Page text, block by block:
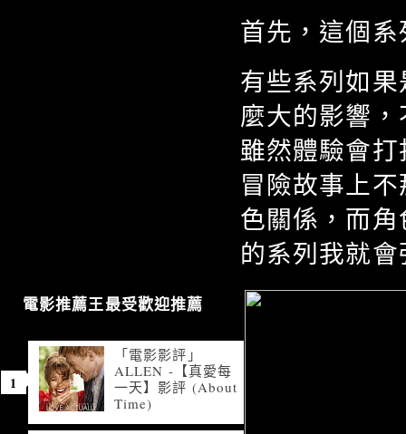
首先，這個
有些系列如
麼大的影響
雖然體驗會
冒險故事上
色關係，而
的系列我就
電影推薦王最受歡迎推薦
「電影影評」
ALLEN -【真愛每
一天】影評 (About
Time)